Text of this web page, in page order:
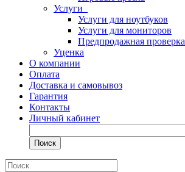
Услуги
Услуги для ноутбуков
Услуги для мониторов
Предпродажная проверка
Уценка
О компании
Оплата
Доставка и самовывоз
Гарантия
Контакты
Личный кабинет
Поиск